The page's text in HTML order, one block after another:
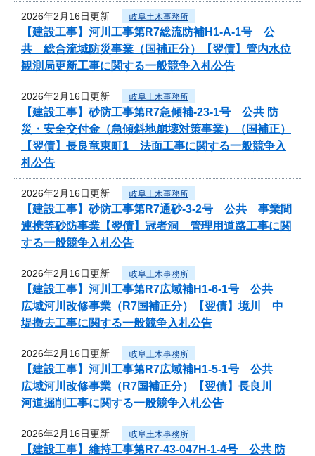
2026年2月16日更新 岐阜土木事務所
【建設工事】河川工事第R7総流防補H1-A-1号 公
共 総合流域防災事業（国補正分）【翌債】管内水位
観測局更新工事に関する一般競争入札公告
2026年2月16日更新 岐阜土木事務所
【建設工事】砂防工事第R7急傾補-23-1号 公共 防
災・安全交付金（急傾斜地崩壊対策事業）（国補正）
【翌債】長良竜東町1 法面工事に関する一般競争入
札公告
2026年2月16日更新 岐阜土木事務所
【建設工事】砂防工事第R7通砂-3-2号 公共 事業間
連携等砂防事業【翌債】冠者洞 管理用道路工事に関
する一般競争入札公告
2026年2月16日更新 岐阜土木事務所
【建設工事】河川工事第R7広域補H1-6-1号 公共
広域河川改修事業（R7国補正分）【翌債】境川 中
堤撤去工事に関する一般競争入札公告
2026年2月16日更新 岐阜土木事務所
【建設工事】河川工事第R7広域補H1-5-1号 公共
広域河川改修事業（R7国補正分）【翌債】長良川
河道掘削工事に関する一般競争入札公告
2026年2月16日更新 岐阜土木事務所
【建設工事】維持工事第R7-43-047H-1-4号 公共 防